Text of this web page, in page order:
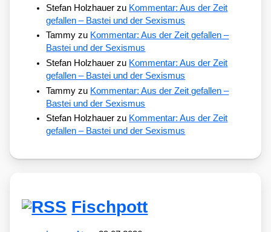
Stefan Holzhauer zu Kommentar: Aus der Zeit
gefallen – Bastei und der Sexismus
Tammy zu Kommentar: Aus der Zeit gefallen –
Bastei und der Sexismus
Stefan Holzhauer zu Kommentar: Aus der Zeit
gefallen – Bastei und der Sexismus
Tammy zu Kommentar: Aus der Zeit gefallen –
Bastei und der Sexismus
Stefan Holzhauer zu Kommentar: Aus der Zeit
gefallen – Bastei und der Sexismus
Fischpott